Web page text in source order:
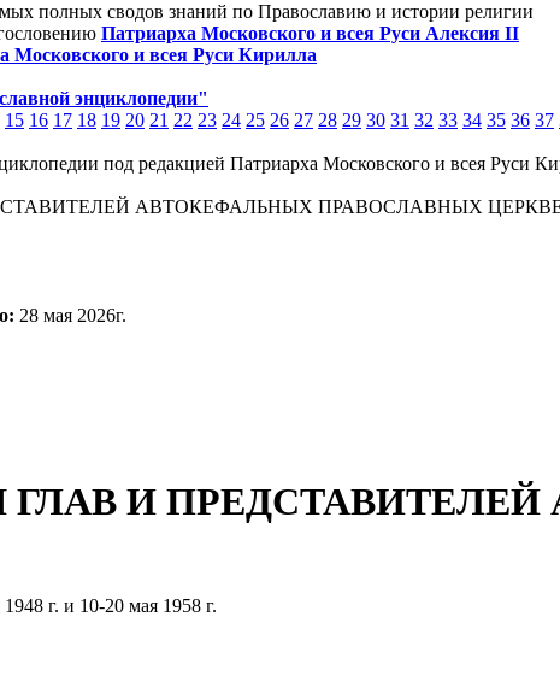
полных сводов знаний по Православию и истории религии
Патриарха Московского и всея Руси Алексия II
Московского и всея Руси Кирилла
энциклопедии"
15 16 17 18 19 20 21 22 23 24 25 26 27 28 29 30 31 32 33 34 35 36 37
под редакцией Патриарха Московского и всея Руси
АВТОКЕФАЛЬНЫХ ПРАВОСЛАВНЫХ
28 мая 2026г.
И
г. и 10-20 мая 1958 г.